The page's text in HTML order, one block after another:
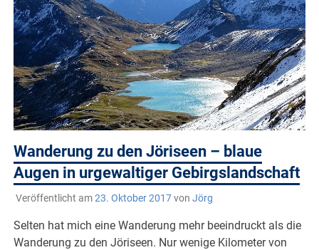
Wanderung zu den Jöriseen – blaue
Augen in urgewaltiger Gebirgslandschaft
Veröffentlicht am23. Oktober 2017von Jörg
Selten hat mich eine Wanderung mehr beeindruckt als die
Wanderung zu den Jöriseen. Nur wenige Kilometer von